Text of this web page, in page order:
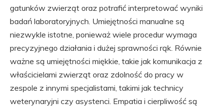
gatunków zwierząt oraz potrafić interpretować wyniki
badań laboratoryjnych. Umiejętności manualne są
niezwykle istotne, ponieważ wiele procedur wymaga
precyzyjnego działania i dużej sprawności rąk. Równie
ważne są umiejętności miękkie, takie jak komunikacja z
właścicielami zwierząt oraz zdolność do pracy w
zespole z innymi specjalistami, takimi jak technicy
weterynaryjni czy asystenci. Empatia i cierpliwość są